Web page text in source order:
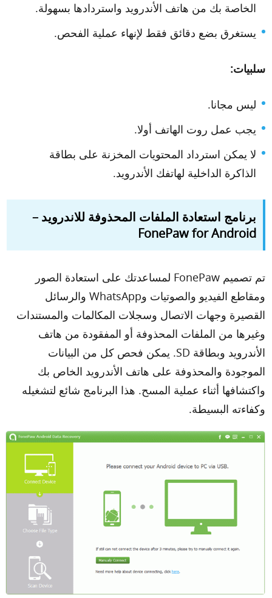
الخاصة بك من هاتف الأندرويد واستردادها بسهولة.
يستغرق بضع دقائق فقط لإنهاء عملية الفحص.
سلبيات:
ليس مجانا.
يجب عمل روت الهاتف أولا.
لا يمكن استرداد المحتويات المخزنة على بطاقة
الذاكرة الداخلية لهاتفك الأندرويد.
برنامج استعادة الملفات المحذوفة للاندرويد –
FonePaw for Android
تم تصميم FonePaw لمساعدتك على استعادة الصور
ومقاطع الفيديو والصوتيات وWhatsApp والرسائل
القصيرة وجهات الاتصال وسجلات المكالمات والمستندات
وغيرها من الملفات المحذوفة أو المفقودة من هاتف
الأندرويد وبطاقة SD. يمكن فحص كل من البيانات
الموجودة والمحذوفة على هاتف الأندرويد الخاص بك
واكتشافها أثناء عملية المسح. هذا البرنامج شائع لتشغيله
وكفاءته البسيطة.